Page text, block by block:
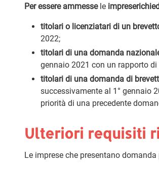
Per essere ammessele imprese
titolari o licenziatari di un
2022;
titolari di una domanda
gennaio 2021 con un rapporto di
titolari di una domanda di
successivamente al 1° gennaio
priorità di una precedente
Ulteriori requisiti
Le imprese che presentano